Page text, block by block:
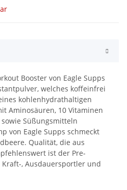
Booster von Eagle Supps
welches koffeinfrei
kohlenhydrathaltigen
Aminosäuren, 10 Vitaminen
Süßungsmitteln
von Eagle Supps schmeckt
Qualität, die aus
ist der Pre-
, Ausdauersportler und